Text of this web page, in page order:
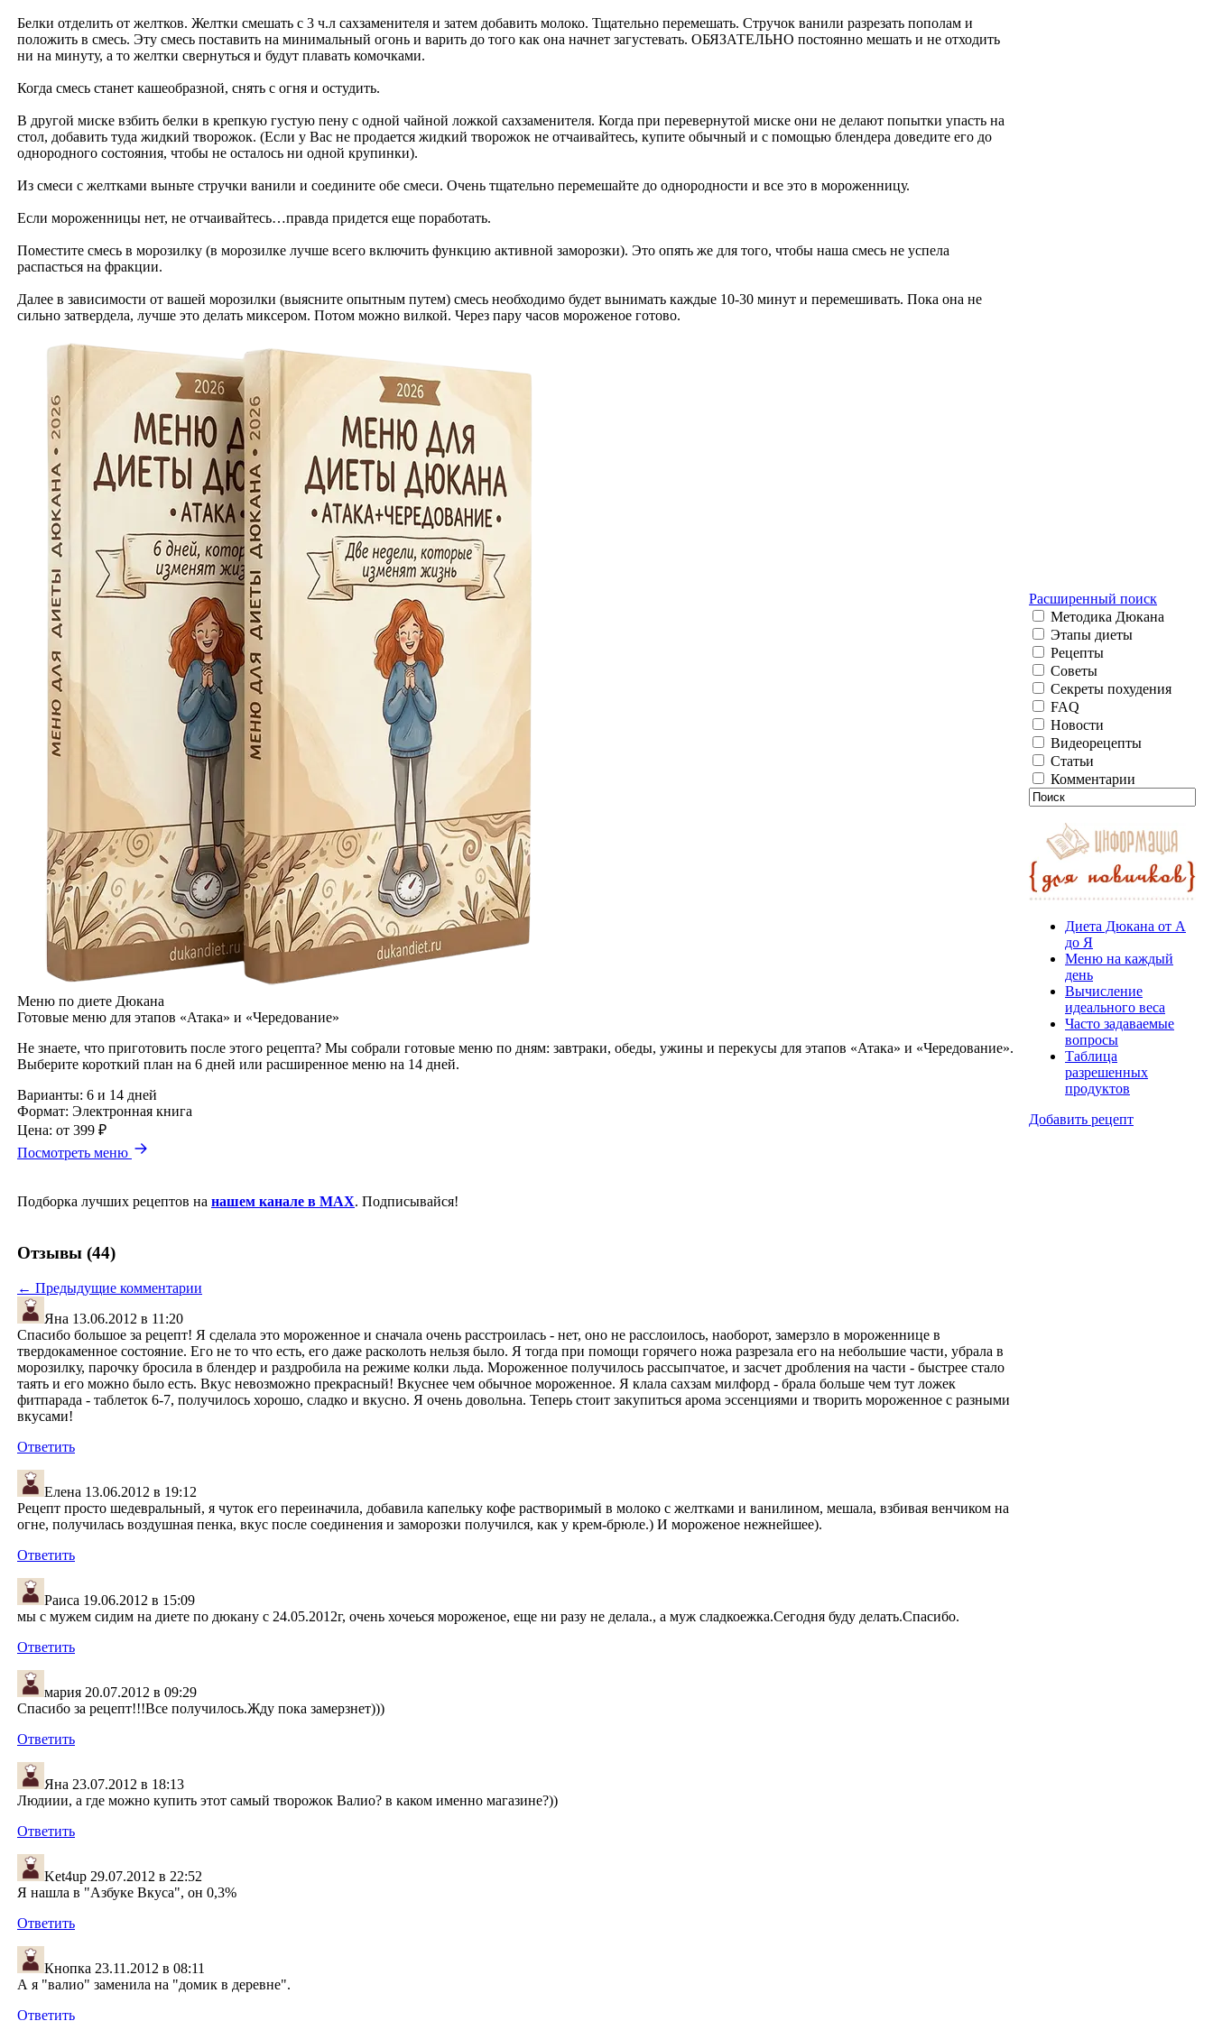
Белки отделить от желтков. Желтки смешать с 3 ч.л сахзаменителя и затем добавить молоко. Тщательно перемешать. Стручок ванили разрезать пополам и
положить в смесь. Эту смесь поставить на минимальный огонь и варить до того как она начнет загустевать. ОБЯЗАТЕЛЬНО постоянно мешать и не отходить
ни на минуту, а то желтки свернуться и будут плавать комочками.
Когда смесь станет кашеобразной, снять с огня и остудить.
В другой миске взбить белки в крепкую густую пену с одной чайной ложкой сахзаменителя. Когда при перевернутой миске они не делают попытки упасть на
стол, добавить туда жидкий творожок. (Если у Вас не продается жидкий творожок не отчаивайтесь, купите обычный и с помощью блендера доведите его до
однородного состояния, чтобы не осталось ни одной крупинки).
Из смеси с желтками выньте стручки ванили и соедините обе смеси. Очень тщательно перемешайте до однородности и все это в мороженницу.
Если мороженницы нет, не отчаивайтесь…правда придется еще поработать.
Поместите смесь в морозилку (в морозилке лучше всего включить функцию активной заморозки). Это опять же для того, чтобы наша смесь не успела
распасться на фракции.
Далее в зависимости от вашей морозилки (выясните опытным путем) смесь необходимо будет вынимать каждые 10-30 минут и перемешивать. Пока она не
сильно затвердела, лучше это делать миксером. Потом можно вилкой. Через пару часов мороженое готово.
Меню по диете Дюкана
Готовые меню для этапов «Атака» и «Чередование»
Не знаете, что приготовить после этого рецепта? Мы собрали готовые меню по дням: завтраки, обеды, ужины и перекусы для этапов «Атака» и «Чередование».
Выберите короткий план на 6 дней или расширенное меню на 14 дней.
Варианты: 6 и 14 дней
Формат: Электронная книга
Цена: от 399 ₽
Посмотреть меню
Подборка лучших рецептов на нашем канале в MAX. Подписывайся!
Отзывы (44)
← Предыдущие комментарии
Яна 13.06.2012 в 11:20
Спасибо большое за рецепт! Я сделала это мороженное и сначала очень расстроилась - нет, оно не расслоилось, наоборот, замерзло в мороженнице в
твердокаменное состояние. Его не то что есть, его даже расколоть нельзя было. Я тогда при помощи горячего ножа разрезала его на небольшие части, убрала в
морозилку, парочку бросила в блендер и раздробила на режиме колки льда. Мороженное получилось рассыпчатое, и засчет дробления на части - быстрее стало
таять и его можно было есть. Вкус невозможно прекрасный! Вкуснее чем обычное мороженное. Я клала сахзам милфорд - брала больше чем тут ложек
фитпарада - таблеток 6-7, получилось хорошо, сладко и вкусно. Я очень довольна. Теперь стоит закупиться арома эссенциями и творить мороженное с разными
вкусами!
Ответить
Елена 13.06.2012 в 19:12
Рецепт просто шедевральный, я чуток его переиначила, добавила капельку кофе растворимый в молоко с желтками и ванилином, мешала, взбивая венчиком на
огне, получилась воздушная пенка, вкус после соединения и заморозки получился, как у крем-брюле.) И мороженое нежнейшее).
Ответить
Раиса 19.06.2012 в 15:09
мы с мужем сидим на диете по дюкану с 24.05.2012г, очень хочеься мороженое, еще ни разу не делала., а муж сладкоежка.Сегодня буду делать.Спасибо.
Ответить
мария 20.07.2012 в 09:29
Спасибо за рецепт!!!Все получилось.Жду пока замерзнет)))
Ответить
Яна 23.07.2012 в 18:13
Людиии, а где можно купить этот самый творожок Валио? в каком именно магазине?))
Ответить
Ket4up 29.07.2012 в 22:52
Я нашла в "Азбуке Вкуса", он 0,3%
Ответить
Кнопка 23.11.2012 в 08:11
А я "валио" заменила на "домик в деревне".
Ответить
Расширенный поиск
Методика Дюкана
Этапы диеты
Рецепты
Советы
Секреты похудения
FAQ
Новости
Видеорецепты
Статьи
Комментарии
Диета Дюкана от А
до Я
Меню на каждый
день
Вычисление
идеального веса
Часто задаваемые
вопросы
Таблица
разрешенных
продуктов
Добавить рецепт